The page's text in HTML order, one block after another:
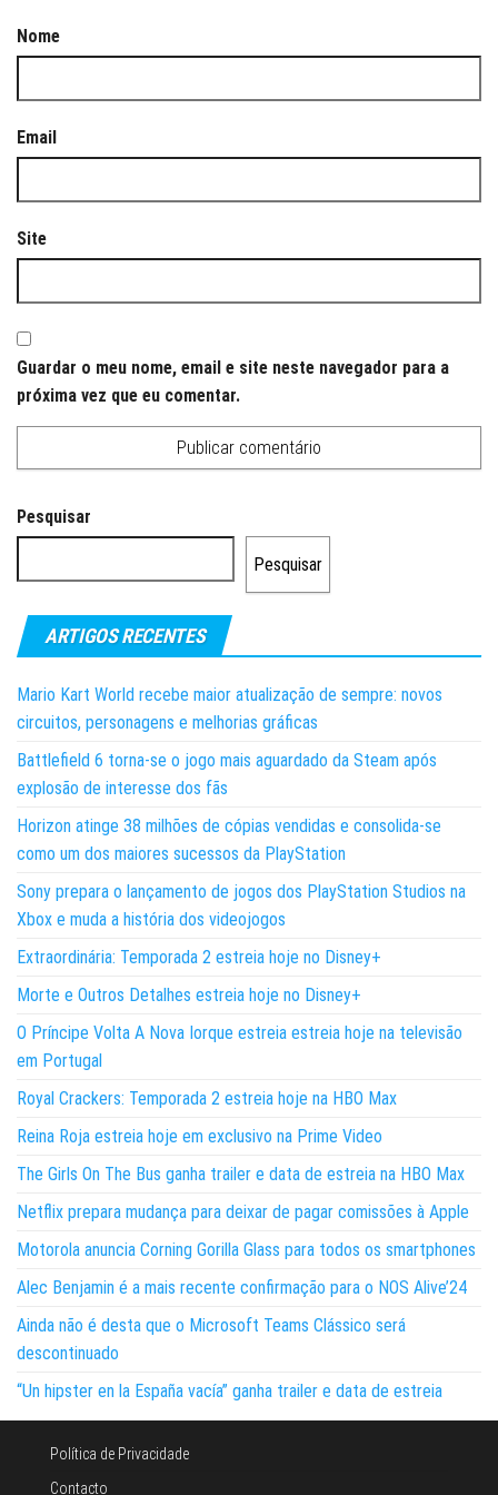
Nome
Email
Site
Guardar o meu nome, email e site neste navegador para a
próxima vez que eu comentar.
Pesquisar
Pesquisar
ARTIGOS RECENTES
Mario Kart World recebe maior atualização de sempre: novos
circuitos, personagens e melhorias gráficas
Battlefield 6 torna-se o jogo mais aguardado da Steam após
explosão de interesse dos fãs
Horizon atinge 38 milhões de cópias vendidas e consolida-se
como um dos maiores sucessos da PlayStation
Sony prepara o lançamento de jogos dos PlayStation Studios na
Xbox e muda a história dos videojogos
Extraordinária: Temporada 2 estreia hoje no Disney+
Morte e Outros Detalhes estreia hoje no Disney+
O Príncipe Volta A Nova Iorque estreia estreia hoje na televisão
em Portugal
Royal Crackers: Temporada 2 estreia hoje na HBO Max
Reina Roja estreia hoje em exclusivo na Prime Video
The Girls On The Bus ganha trailer e data de estreia na HBO Max
Netflix prepara mudança para deixar de pagar comissões à Apple
Motorola anuncia Corning Gorilla Glass para todos os smartphones
Alec Benjamin é a mais recente confirmação para o NOS Alive’24
Ainda não é desta que o Microsoft Teams Clássico será
descontinuado
“Un hipster en la España vacía” ganha trailer e data de estreia
Política de Privacidade
Contacto